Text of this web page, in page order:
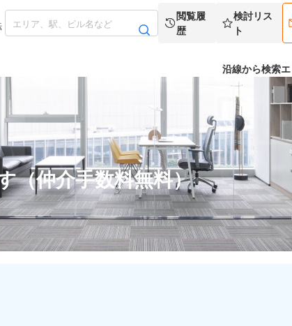
閲覧履
歴
検討リス
ト
沿線から検索
（仲介手数料無料）